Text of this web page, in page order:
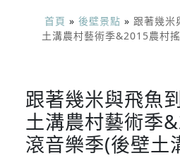
首頁 » 後壁景點 » 跟著幾米
土溝農村藝術季&2015農村
跟著幾米與飛魚
土溝農村藝術季
滾音樂季(後壁土